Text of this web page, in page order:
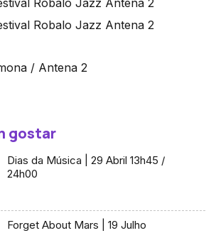
/ Antena 2
gostar
Dias da Música | 29 Abril 13h45 /
24h00
Forget About Mars | 19 Julho